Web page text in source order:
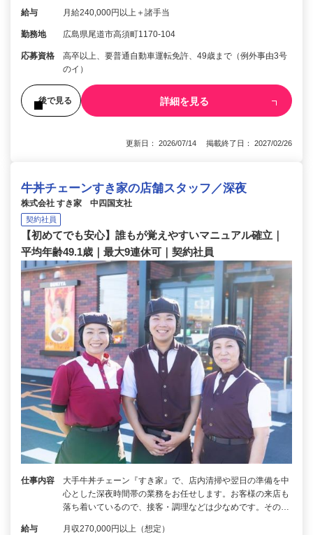
給与 月給240,000円以上＋諸手当
勤務地 広島県尾道市高須町1170-104
応募資格
高卒以上、要普通自動車運転免許、49歳まで（例外事由3号
のイ）
後で見る 詳細を見る
更新日： 2026/07/14 掲載終了日： 2027/02/26
牛丼チェーンすき家の店舗スタッフ／深夜
株式会社 すき家 中四国支社
契約社員
【初めてでも安心】誰もが覚えやすいマニュアル確立｜
平均年齢49.1歳｜最大9連休可｜契約社員
仕事内容
大手牛丼チェーン『すき家』で、店内清掃や翌日の準備を中
心とした深夜時間帯の業務をお任せします。お客様の来店も
落ち着いているので、接客・調理などは少なめです。その…
給与 月収270,000円以上（想定）